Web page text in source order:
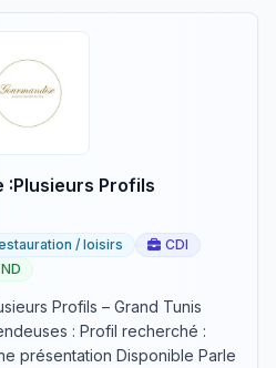
:Plusieurs Profils
/ loisirs
CDI
Profils – Grand Tunis
: Profil recherché :
présentation Disponible Parle